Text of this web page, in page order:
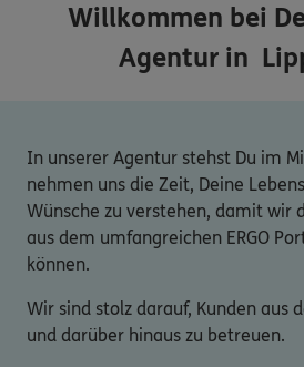
Willkommen bei
Agentur in
In unserer Agentur stehst Du im
nehmen uns die Zeit, Deine
Wünsche zu verstehen, damit wir
aus dem umfangreichen ERGO
können.
Wir sind stolz darauf, Kunden aus
und darüber hinaus zu betreuen.